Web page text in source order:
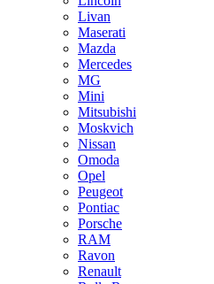
Livan
Maserati
Mazda
Mercedes
MG
Mini
Mitsubishi
Moskvich
Nissan
Omoda
Opel
Peugeot
Pontiac
Porsche
RAM
Ravon
Renault